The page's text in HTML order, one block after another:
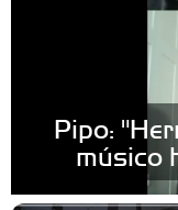
Pipo:
músico